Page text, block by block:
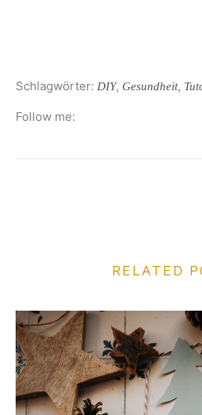
Schlagwörter: DIY, Gesundheit,
Follow me:
RELATED